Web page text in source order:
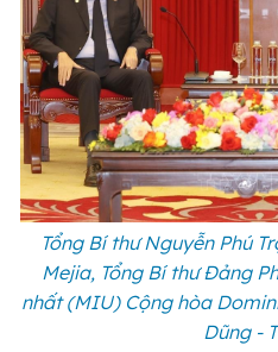
Tổng Bí thư Nguyễn Phú
Mejia, Tổng Bí thư Đảng
nhất (MIU) Cộng hòa
Dũng -